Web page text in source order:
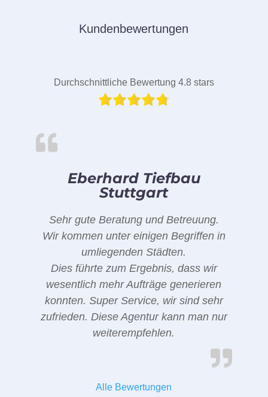
Kundenbewertungen
Durchschnittliche Bewertung 4.8 stars
Eberhard Tiefbau
Stuttgart
Sehr gute Beratung und Betreuung.
Wir kommen unter einigen Begriffen in
umliegenden Städten.
Dies führte zum Ergebnis, dass wir
wesentlich mehr Aufträge generieren
konnten. Super Service, wir sind sehr
zufrieden. Diese Agentur kann man nur
weiterempfehlen.
Alle Bewertungen